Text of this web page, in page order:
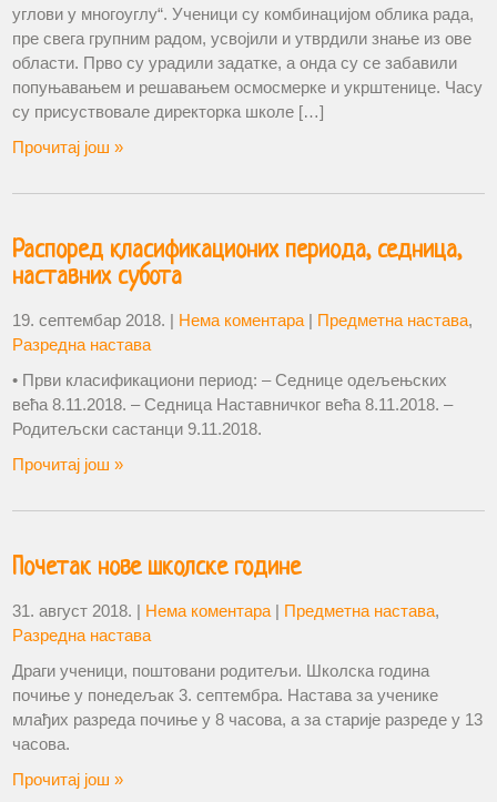
углови у многоуглу“. Ученици су комбинацијом облика рада,
пре свега групним радом, усвојили и утврдили знање из ове
области. Прво су урадили задатке, а онда су се забавили
попуњавањем и решавањем осмосмерке и укрштенице. Часу
су присуствовале директорка школе […]
Прочитај још »
Распоред класификационих периода, седница,
наставних субота
19. септембар 2018. | Нема коментара | Предметна настава,
Разредна настава
• Први класификациони период: – Седнице одељењских
већа 8.11.2018. – Седница Наставничког већа 8.11.2018. –
Родитељски састанци 9.11.2018.
Прочитај још »
Почетак нове школске године
31. август 2018. | Нема коментара | Предметна настава,
Разредна настава
Драги ученици, поштовани родитељи. Школска година
почиње у понедељак 3. септембра. Настава за ученике
млађих разреда почиње у 8 часова, а за старије разреде у 13
часова.
Прочитај још »